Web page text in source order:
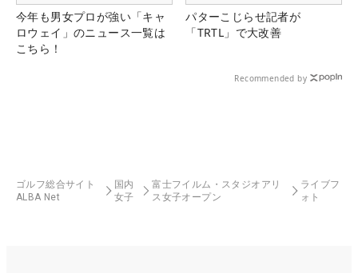
今年も男女プロが強い「キャ
ロウェイ」のニュース一覧は
こちら！
パターこじらせ記者が
「TRTL」で大改善
Recommended by
ゴルフ総合サイト
ALBA Net
国内
女子
富士フイルム・スタジオアリ
ス女子オープン
ライブフ
ォト